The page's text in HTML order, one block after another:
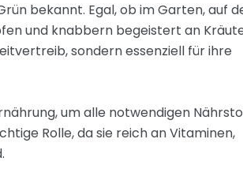
bekannt. Egal, ob im Garten, auf
und knabbern begeistert an
sondern essenziell für ihre
um alle notwendigen
Rolle, da sie reich an Vitaminen,